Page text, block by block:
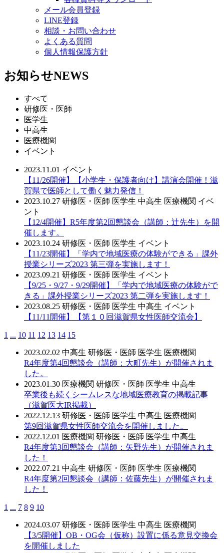
メール会員登録
LINE登録
相談・お問い合わせ
よくある質問
個人情報保護方針
お知らせNEWS
すべて
研修医・医師
医学生
中高生
医療機関
イベント
2023.11.01 イベント
【11/26開催】【小学生・保護者向け】講演会開催！滋
賀県で医師として働く魅力発信！
2023.10.27 研修医・医師 医学生 中高生 医療機関 イベ
ント
【12/4開催】R5年度第2回懇談会（講師：辻先生）を開
催します。
2023.10.24 研修医・医師 医学生 イベント
【11/23開催】「学内で地域医療の体験ができる」課外
授業シリーズ2023 第三弾を実施します！
2023.09.21 研修医・医師 医学生 イベント
【9/25・9/27・9/29開催】「学内で地域医療の体験がで
きる」課外授業シリーズ2023 第二弾を実施します！
2023.08.25 研修医・医師 医学生 中高生 イベント
【11/11開催】【第１０回滋賀県女性医師交流会】
1 ... 10 11 12 13 14 15
2023.02.02 中高生 研修医・医師 医学生 医療機関
R4年度第4回懇談会（講師：大町先生）が開催されま
した。
2023.01.30 医療機関 研修医・医師 医学生 中高生
卒業後も続くシームレスな地域医療教育の掲載記事
（滋賀医大IR掲載）
2022.12.13 研修医・医師 医学生 中高生 医療機関
第9回滋賀県女性医師交流会を開催しました。
2022.12.01 医療機関 研修医・医師 医学生 中高生
R4年度第3回懇談会（講師：矢野先生）が開催されま
した！
2022.07.21 中高生 研修医・医師 医学生 医療機関
R4年度第2回懇談会（講師：佐藤先生）が開催されま
した！
1 ... 7 8 9 10
2024.03.07 研修医・医師 医学生 中高生 医療機関
【3/5開催】OB・OG会（仮称）設置に係る意見交換会
を開催しました